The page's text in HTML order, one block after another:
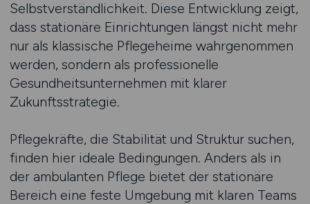
Selbstverständlichkeit. Diese Entwicklung zeigt,
dass stationäre Einrichtungen längst nicht mehr
nur als klassische Pflegeheime wahrgenommen
werden, sondern als professionelle
Gesundheitsunternehmen mit klarer
Zukunftsstrategie.
Pflegekräfte, die Stabilität und Struktur suchen,
finden hier ideale Bedingungen. Anders als in
der ambulanten Pflege bietet der stationäre
Bereich eine feste Umgebung mit klaren Teams